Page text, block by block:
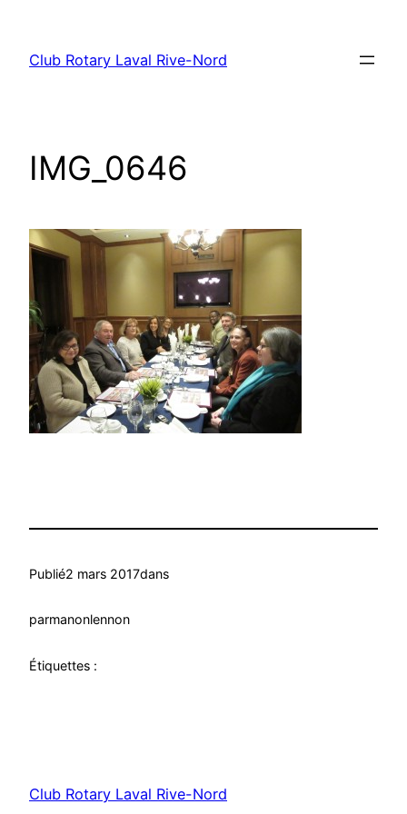
contenu
Club Rotary Laval Rive-Nord
IMG_0646
Publié2 mars 2017dans
parmanonlennon
Étiquettes :
Club Rotary Laval Rive-Nord